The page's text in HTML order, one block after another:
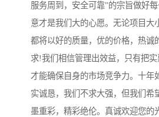
服务周到，安全可靠”的宗旨做好
意才是我们大的心愿。无论项目大
都将以好的质量，优的价格，热诚
求!我们相信管理出效益，只有把实
才能确保自身的市场竞争力。十年
实诚恳，我们不求大强，但我们希
墨重彩，精彩绝伦。真诚欢迎您的